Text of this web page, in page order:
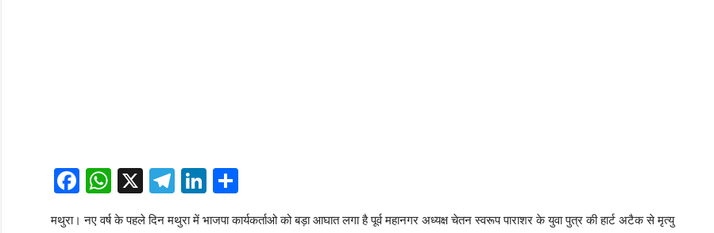
Facebook
WhatsApp
X Telegram
LinkedIn
Share
मथुरा। नए वर्ष के पहले दिन मथुरा में भाजपा कार्यकर्ताओ को बड़ा आघात लगा है पूर्व महानगर अध्यक्ष चेतन स्वरूप पाराशर के युवा पुत्र की हार्ट अटैक से मृत्यु